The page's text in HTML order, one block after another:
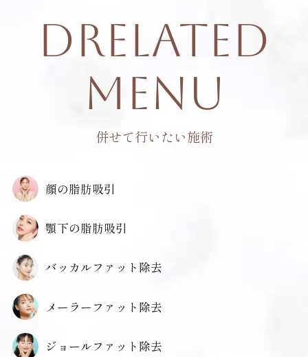
DRelated
Menu
併せて行いたい施術
顔の脂肪吸引
顎下の脂肪吸引
バッカルファット除去
メーラーファット除去
ジョールファット除去